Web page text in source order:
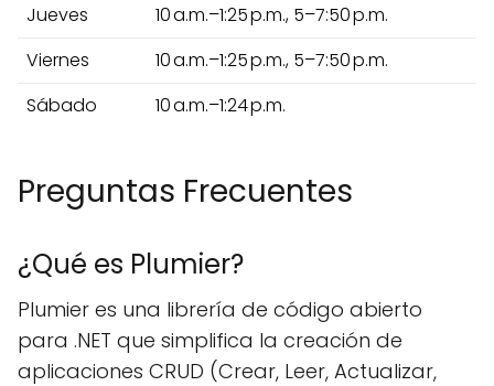
Jueves
10 a.m.–1:25 p.m., 5–7:50 p.m.
Viernes
10 a.m.–1:25 p.m., 5–7:50 p.m.
Sábado
10 a.m.–1:24 p.m.
Preguntas Frecuentes
¿Qué es Plumier?
Plumier es una librería de código abierto
para .NET que simplifica la creación de
aplicaciones CRUD (Crear, Leer, Actualizar,